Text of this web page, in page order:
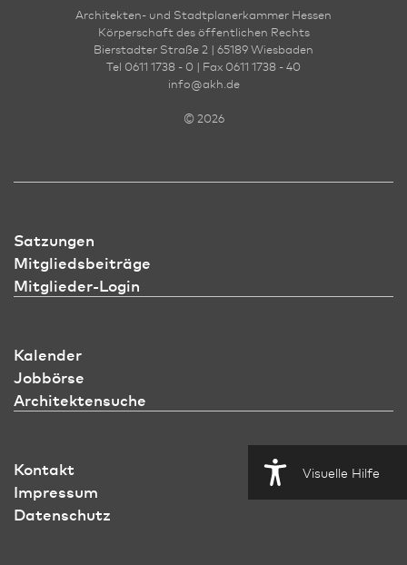
Visuelle Hilfe
Architekten- und Stadt­planer­kammer Hessen
Körperschaft des öffentlichen Rechts
Bierstadter Straße 2 | 65189 Wies­ba­den
Tel 0611 1738 - 0 | Fax 0611 1738 - 40
info@akh.de
© 2026
Satzungen
Mitgliedsbeiträge
Mitglieder-Login
Kalender
Jobbörse
Architektensuche
Kontakt
Impressum
Datenschutz